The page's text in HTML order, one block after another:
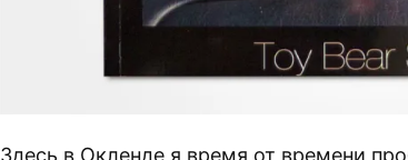
Здесь в Окленде я время от времени